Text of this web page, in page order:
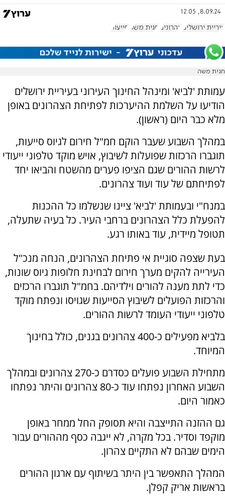
8.09.24, 12:05
עיריית ירושלים צהרונים חגית משה סייעות
חגית משה
עמותת 'לביא' ומינהל החינוך העירוני בעיריית ירושלים
הודיעו על השלמת ההיערכות לפתיחת הצהרונים באופן
מלא כבר היום (ראשון).
במהלך השבוע שעבר הוקם חמ"ל חירום לגיוס סייעות,
תוגברו הרכזות שפועלות לשיבוץ, אויש מוקד טלפוני ייעודי
לרשות ההורים שגם הציפו פערים מהשטח והביאו יחד
לפתיחתם של עוד ועוד צהרונים.
במנח"י ובעמותת 'לביא' ציינו שנשלמו כל ההכנות
להפעלת כלל הצהרונים ברחבי העיר. כל בעיה שתעלה,
תטופל מיידית, עוד באותו רגע.
בעת שצפה סוגיית אי פתיחת הצהרונים, הנחה מנכ"ל
העירייה להקים מערך חירום לבחינת חלופות גיוס שונות,
כדי לתת מענה להורים וילדיהם. בחמ"ל תוגברו הרכזים
והרכזות הפועלים לשיבוץ הסייעות שגויסו ונפתח מוקד
טלפוני ייעודי העומד לרשות ההורים.
בלביא מפעילים כ-400 צהרונים בגנים, כולל בחינוך
המיוחד.
מתחילת השבוע פועלים כסדרם כ-270 צהרונים ובמהלך
השבוע האחרון נפתחו עוד כ-80 צהרונים והיתר נפתחו
כאמור היום.
גם ההזנה התייצבה והיא תסופק החל ממחר באופן
מוקפד וסדיר. בכל מקרה, לא ייגבה כסף מההורים עבור
הימים שבהם לא התקיים צהרון.
המהלך התאפשר בין היתר בשיתוף עם ארגון ההורים
בראשות אריק קפלן.